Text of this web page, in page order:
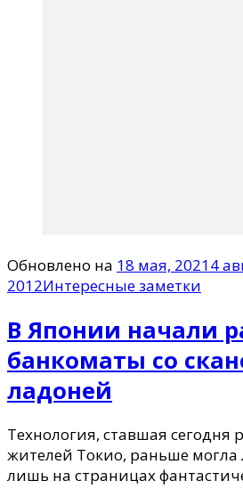
Обновлено на 18 мая, 20214
2012Интересные заметки
В Японии начали
банкоматы со
ладоней
Технология, ставшая сегодня
жителей Токио, раньше могла
лишь на страницах